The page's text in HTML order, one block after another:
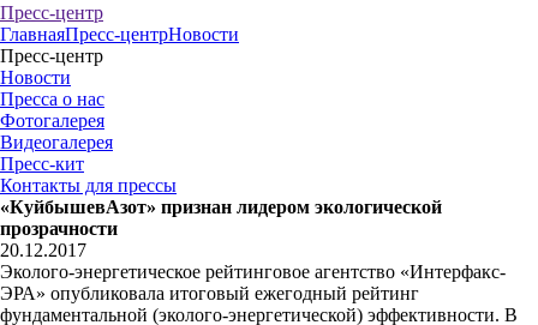
Пресс-центр
ГлавнаяПресс-центрНовости
Пресс-центр
Новости
Пресса о нас
Фотогалерея
Видеогалерея
Пресс-кит
Контакты для прессы
«КуйбышевАзот» признан лидером экологической
прозрачности
20.12.2017
Эколого-энергетическое рейтинговое агентство «Интерфакс-
ЭРА» опубликовала итоговый ежегодный рейтинг
фундаментальной (эколого-энергетической) эффективности. В